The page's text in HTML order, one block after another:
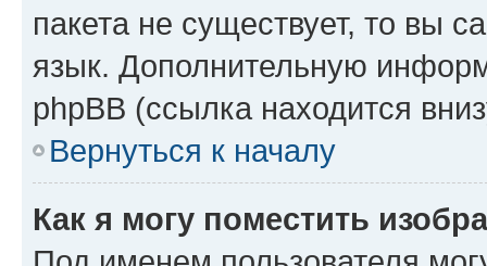
пакета не существует, то вы
язык. Дополнительную
phpBB (ссылка находится
Вернуться к началу
Как я могу поместить